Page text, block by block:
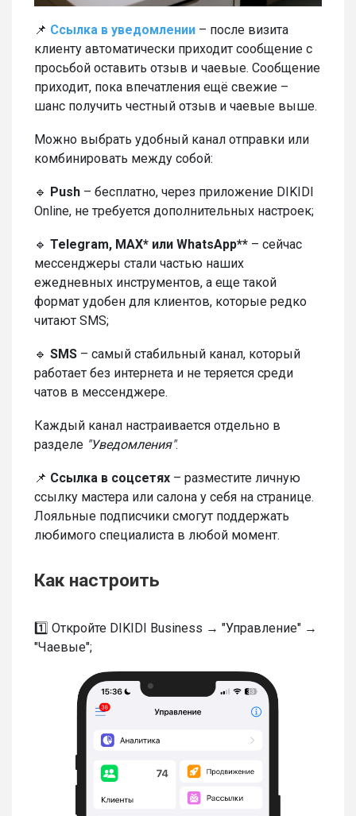
📌 Ссылка в уведомлении – после визита
клиенту автоматически приходит сообщение с
просьбой оставить отзыв и чаевые. Сообщение
приходит, пока впечатления ещё свежие –
шанс получить честный отзыв и чаевые выше.
Можно выбрать удобный канал отправки или
комбинировать между собой:
🔹 Push – бесплатно, через приложение DIKIDI
Online, не требуется дополнительных настроек;
🔹 Telegram, MAX* или WhatsApp** – сейчас
мессенджеры стали частью наших
ежедневных инструментов, а еще такой
формат удобен для клиентов, которые редко
читают SMS;
🔹 SMS – самый стабильный канал, который
работает без интернета и не теряется среди
чатов в мессенджере.
Каждый канал настраивается отдельно в
разделе "Уведомления".
📌 Ссылка в соцсетях – разместите личную
ссылку мастера или салона у себя на странице.
Лояльные подписчики смогут поддержать
любимого специалиста в любой момент.
Как настроить
1️⃣ Откройте DIKIDI Business → "Управление" →
"Чаевые";